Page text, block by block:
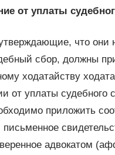
от уплаты
что они
сбор, должны
ходатайству
от уплаты судебного
приложить
адвокатом